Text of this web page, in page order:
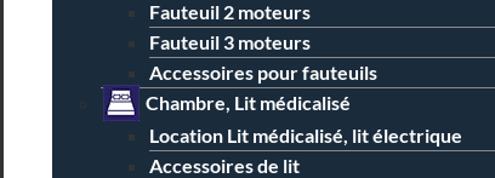
Fauteuil 2 moteurs
Fauteuil 3 moteurs
Accessoires pour fauteuils
Chambre, Lit médicalisé
Location Lit médicalisé, lit électrique
Accessoires de lit